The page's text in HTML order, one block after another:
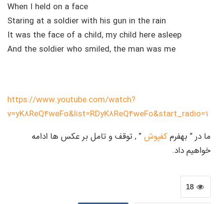
When I held on a face
Staring at a soldier with his gun in the rain
It was the face of a child, my child here asleep
And the soldier who smiled, the man was me
https://www.youtube.com/watch?
v=yK8ReQ4weFo&list=RDyK8ReQ4weFo&start_radio=1
ما در ” بهفرمکفپوش ” , توقف و تامل بر عکس ها ادامه
خواهیم داد.
18